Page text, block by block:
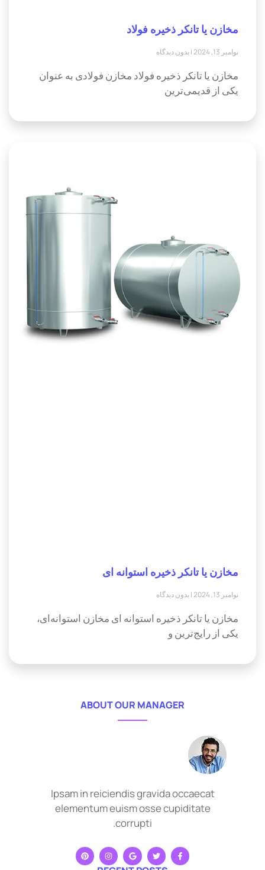
مخازن یا تانکر ذخیره فولاد
نوامبر 13, 2024 بدون دیدگاه
مخازن یا تانکر ذخیره فولاد مخازن فولادی به عنوان
یکی از قدیمی‌ترین
مخازن یا تانکر ذخیره استوانه ای
نوامبر 13, 2024 بدون دیدگاه
مخازن یا تانکر ذخیره استوانه ای مخازن استوانه‌ای،
یکی از رایج‌ترین و
ABOUT OUR MANAGER
Ipsam in reiciendis gravida occaecat
elementum euism osse cupiditate
corrupti.